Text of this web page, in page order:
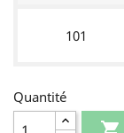
101
Quantité